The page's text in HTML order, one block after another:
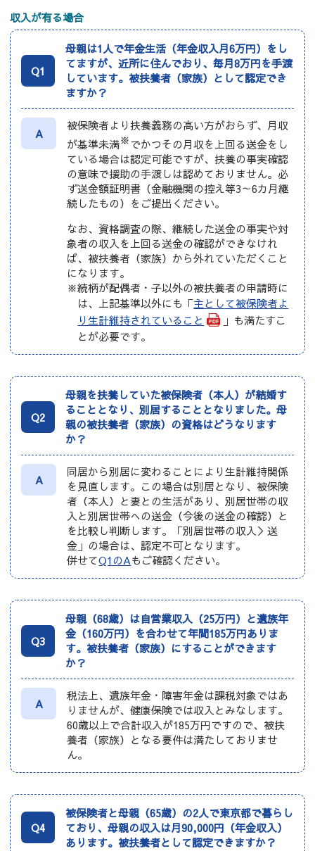
収入が有る場合
Q1
母親は1人で年金生活（年金収入月6万円）をし
てますが、近所に住んでおり、毎月8万円を手渡
しています。被扶養者（家族）として認定でき
ますか？
A
被保険者より扶養義務の高い方がおらず、月収
が基準未満※でかつその月収を上回る送金をし
ている場合は認定可能ですが、扶養の事実確認
の意味で援助の手渡しは認めておりません。必
ず送金額証明書（金融機関の控え等3～6カ月継
続したもの）をご提出ください。
なお、資格調査の際、継続した送金の事実や対
象者の収入を上回る送金の確認ができなけれ
ば、被扶養者（家族）から外れていただくこと
になります。
※続柄が配偶者・子以外の被扶養者の申請時に
は、上記基準以外にも「主として被保険者よ
り生計維持されていること
」も満たすこ
とが必要です。
Q2
母親を扶養していた被保険者（本人）が結婚す
ることとなり、別居することとなりました。母
親の被扶養者（家族）の資格はどうなります
か？
A
同居から別居に変わることにより生計維持関係
を見直します。この場合は別居となり、被保険
者（本人）と妻との生活があり、別居世帯の収
入と別居世帯への送金（今後の送金の確認）と
を比較し判断します。「別居世帯の収入＞送
金」の場合は、認定不可となります。
併せてQ1のAもご確認ください。
Q3
母親（68歳）は自営業収入（25万円）と遺族年
金（160万円）を合わせて年間185万円ありま
す。被扶養者（家族）にすることができます
か？
A
税法上、遺族年金・障害年金は課税対象ではあ
りませんが、健康保険では収入とみなします。
60歳以上で合計収入が185万円ですので、被扶
養者（家族）となる要件は満たしておりませ
ん。
Q4
被保険者と母親（65歳）の2人で東京都で暮らし
ており、母親の収入は月90,000円（年金収入）
あります。被扶養者として認定できますか？